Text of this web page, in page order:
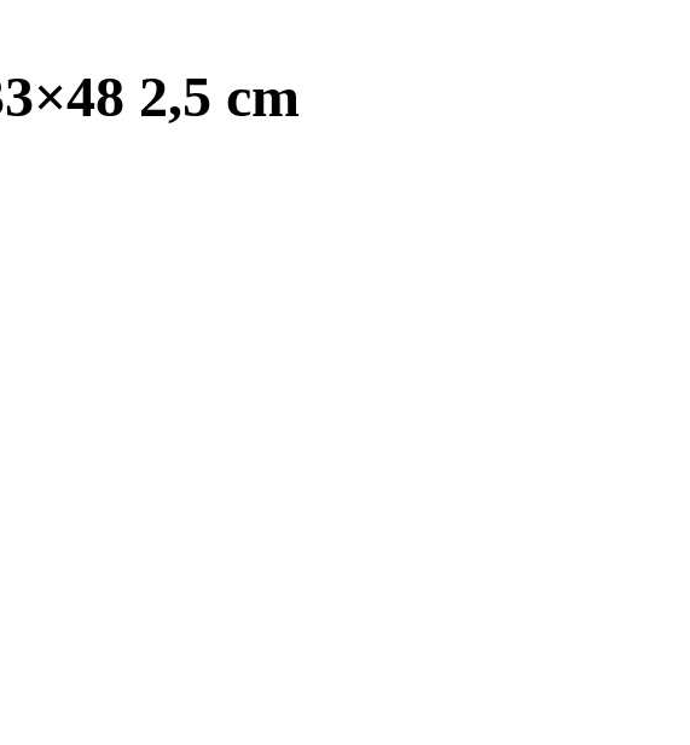
2,5 cm